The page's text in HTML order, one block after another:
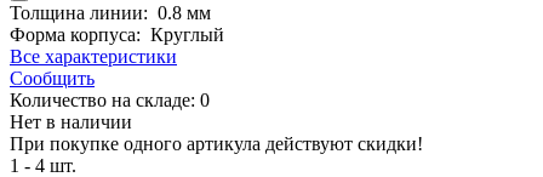
Толщина линии: 0.8 мм
Форма корпуса: Круглый
Все характеристики
Сообщить
Количество на складе: 0
Нет в наличии
При покупке одного артикула действуют скидки!
1 - 4 шт.